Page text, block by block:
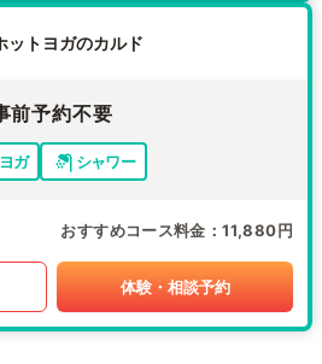
ットヨガのカルド
前予約不要
ガ シャワー
おすすめコース料金 11,880円
体験・相談予約